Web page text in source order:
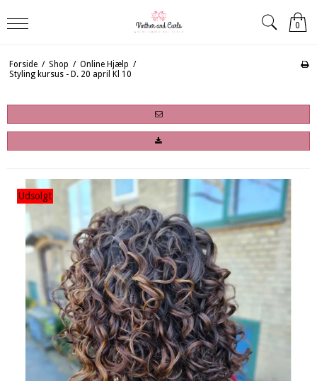
0
Forside / Shop / Online Hjælp /
Styling kursus - D. 20 april Kl 10
Udsolgt